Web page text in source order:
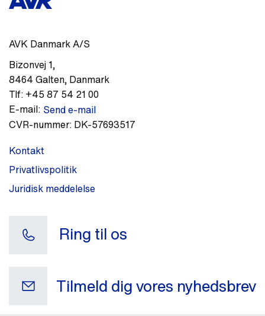
AVK Danmark A/S
Bizonvej 1,
8464 Galten, Danmark
Tlf: +45 87 54 21 00
E-mail: Send e-mail
CVR-nummer: DK-57693517
Kontakt
Privatlivspolitik
Juridisk meddelelse
Ring til os
Tilmeld dig vores nyhedsbrev
Din e-mail